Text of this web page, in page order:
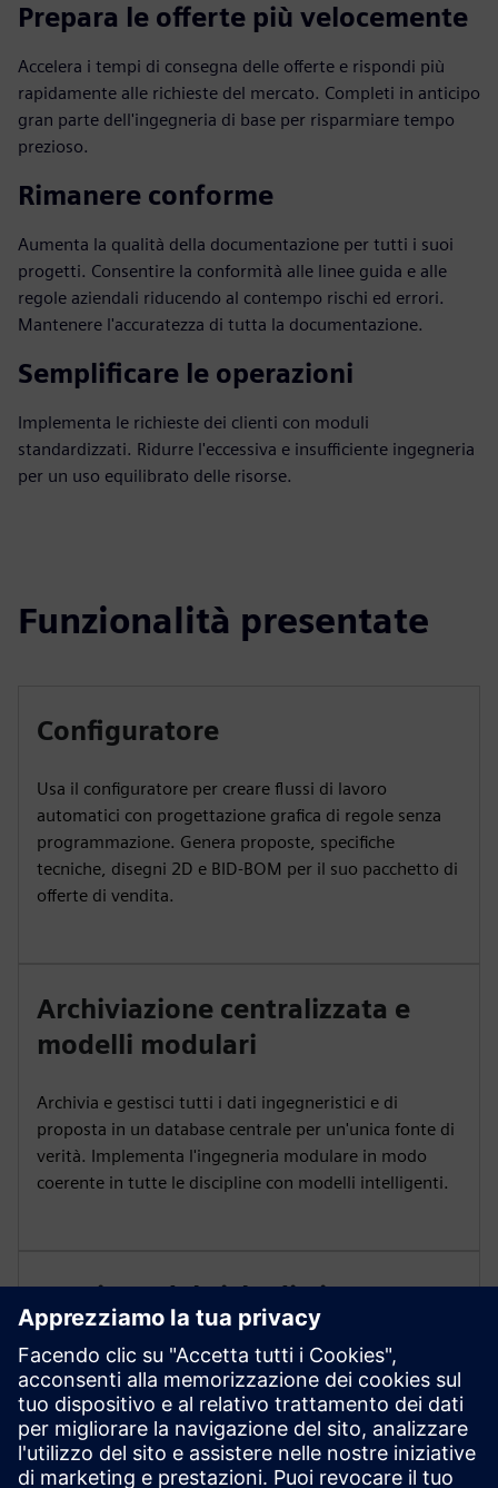
Prepara le offerte più velocemente
Accelera i tempi di consegna delle offerte e rispondi più
rapidamente alle richieste del mercato. Completi in anticipo
gran parte dell'ingegneria di base per risparmiare tempo
prezioso.
Rimanere conforme
Aumenta la qualità della documentazione per tutti i suoi
progetti. Consentire la conformità alle linee guida e alle
regole aziendali riducendo al contempo rischi ed errori.
Mantenere l'accuratezza di tutta la documentazione.
Semplificare le operazioni
Implementa le richieste dei clienti con moduli
standardizzati. Ridurre l'eccessiva e insufficiente ingegneria
per un uso equilibrato delle risorse.
Funzionalità presentate
Configuratore
Usa il configuratore per creare flussi di lavoro
automatici con progettazione grafica di regole senza
programmazione. Genera proposte, specifiche
tecniche, disegni 2D e BID-BOM per il suo pacchetto di
offerte di vendita.
Archiviazione centralizzata e
modelli modulari
Archivia e gestisci tutti i dati ingegneristici e di
proposta in un database centrale per un'unica fonte di
verità. Implementa l'ingegneria modulare in modo
coerente in tutte le discipline con modelli intelligenti.
Gestione del ciclo di vita
dell'impianto
Gestire il ciclo di vita degli impianti in tutte le
discipline ingegneristiche. Mappa le modifiche
all'impianto e abilita una pianificazione basata sulla
conoscenza per i test e la manutenzione.